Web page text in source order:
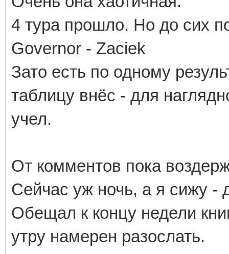
4 тура прошло. Но до сих
Governor - Zaciek
Зато есть по одному
таблицу внёс - для
учел.
От комментов пока
Сейчас уж ночь, а я сижу -
Обещал к концу недели
утру намерен разослать.